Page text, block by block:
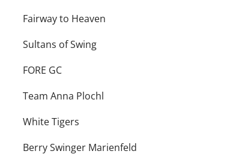
Fairway to Heaven
Sultans of Swing
FORE GC
Team Anna Plochl
White Tigers
Berry Swinger Marienfeld